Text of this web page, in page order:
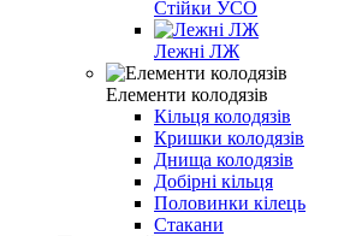
Стійки УСО
Лежні ЛЖ
Елементи колодязів
Кільця колодязів
Кришки колодязів
Днища колодязів
Добірні кільця
Половинки кілець
Стакани